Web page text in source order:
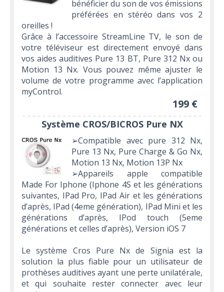
bénéficier du son de vos émissions
préférées en stéréo dans vos 2
oreilles !
Grâce à l’accessoire StreamLine TV, le son de
votre téléviseur est directement envoyé dans
vos aides auditives Pure 13 BT, Pure 312 Nx ou
Motion 13 Nx. Vous pouvez même ajuster le
volume de votre programme avec l’application
myControl.
199 €
Système CROS/BICROS Pure NX
➢Compatible avec pure 312 Nx,
Pure 13 Nx, Pure Charge & Go Nx,
Motion 13 Nx, Motion 13P Nx
➢Appareils apple compatible
Made For Iphone (Iphone 4S et les générations
suivantes, IPad Pro, IPad Air et les générations
d’après, IPad (4eme génération), IPad Mini et les
générations d’après, IPod touch (5eme
générations et celles d’après), Version iOS 7
Le système Cros Pure Nx de Signia est la
solution la plus fiable pour un utilisateur de
prothèses auditives ayant une perte unilatérale,
et qui souhaite rester connecter avec leur